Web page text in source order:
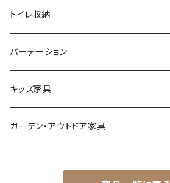
ナチュラル
シンプル
スタイリッシュ
レトロ
その他
オフィスチェア
パーソナルチェア
フォールディングチェア
玄関・エントランスチェア
傘立て
その他
トイレ収納
パーテーション
キッズ家具
プレイマット
ガーデン・アウトドア家具